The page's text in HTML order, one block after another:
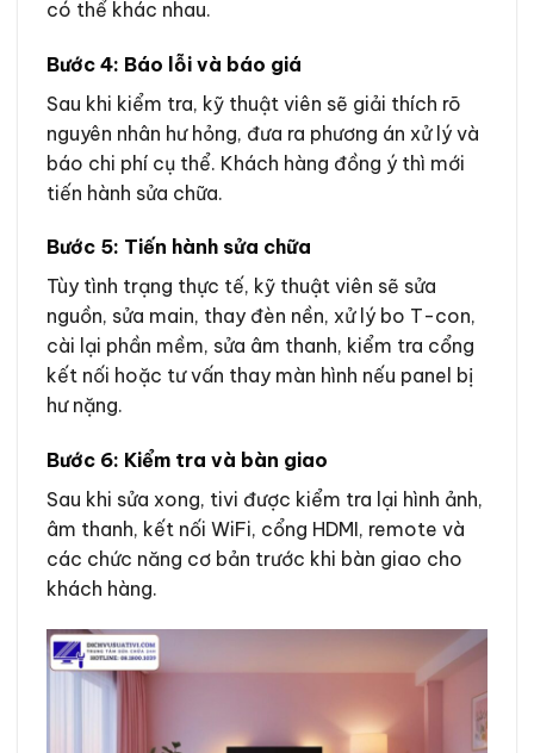
có thể khác nhau.
Bước 4: Báo lỗi và báo giá
Sau khi kiểm tra, kỹ thuật viên sẽ giải thích rõ
nguyên nhân hư hỏng, đưa ra phương án xử lý và
báo chi phí cụ thể. Khách hàng đồng ý thì mới
tiến hành sửa chữa.
Bước 5: Tiến hành sửa chữa
Tùy tình trạng thực tế, kỹ thuật viên sẽ sửa
nguồn, sửa main, thay đèn nền, xử lý bo T-con,
cài lại phần mềm, sửa âm thanh, kiểm tra cổng
kết nối hoặc tư vấn thay màn hình nếu panel bị
hư nặng.
Bước 6: Kiểm tra và bàn giao
Sau khi sửa xong, tivi được kiểm tra lại hình ảnh,
âm thanh, kết nối WiFi, cổng HDMI, remote và
các chức năng cơ bản trước khi bàn giao cho
khách hàng.